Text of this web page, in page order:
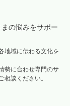
の悩みをサポー
地域に伝わる文化を
勢に合わせ専門のサ
談ください。